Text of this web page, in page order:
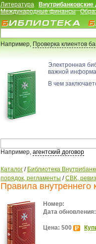
Литература
Международные финансы
Например,Проверка клиентов
Электронная
важной
В чем
Например, агентский договор
Каталог / Библиотека
порядок, регламенты /СВК,
Правила внутреннего
Номер:
Дата обновления:
Цена: 500